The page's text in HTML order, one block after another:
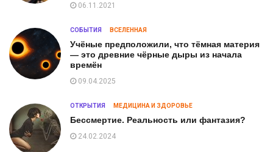
06.11.2021
СОБЫТИЯ ВСЕЛЕННАЯ
Учёные предположили, что тёмная материя
— это древние чёрные дыры из начала
времён
09.04.2025
ОТКРЫТИЯ МЕДИЦИНА И ЗДОРОВЬЕ
Бессмертие. Реальность или фантазия?
24.02.2024